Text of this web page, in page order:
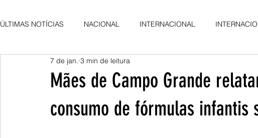
ÚLTIMAS NOTÍCIAS NACIONAL INTERNACIONAL
AGRO NEWS DESTAQUE
Mães de Campo Grande
consumo de fórmulas infantis
7 de jan. 3 min de leitura